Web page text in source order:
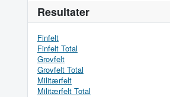
Resultater
Finfelt
Finfelt Total
Grovfelt
Grovfelt Total
Militærfelt
Militærfelt Total